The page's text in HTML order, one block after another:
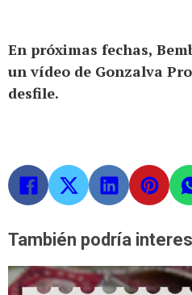
En próximas fechas,
un vídeo de Gonzalva
desfile.
También podría